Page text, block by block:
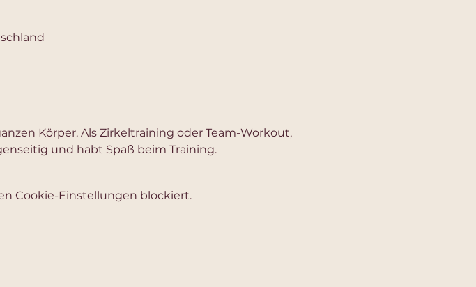
Körper. Als Zirkeltraining oder Team-Workout,
und habt Spaß beim Training.
Cookie-Einstellungen blockiert.